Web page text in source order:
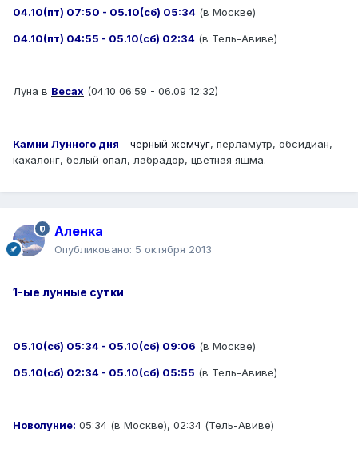
04.10(пт) 07:50 - 05.10(сб) 05:34 (в Москве)
04.10(пт) 04:55 - 05.10(сб) 02:34 (в Тель-Авиве)
Луна в Весах (04.10 06:59 - 06.09 12:32)
Камни Лунного дня - черный жемчуг, перламутр, обсидиан,
кахалонг, белый опал, лабрадор, цветная яшма.
Аленка
Опубликовано: 5 октября 2013
1-ые лунные сутки
05.10(сб) 05:34 - 05.10(сб) 09:06 (в Москве)
05.10(сб) 02:34 - 05.10(сб) 05:55 (в Тель-Авиве)
Новолуние: 05:34 (в Москве), 02:34 (Тель-Авиве)